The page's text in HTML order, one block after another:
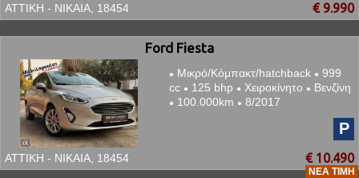
ΑΤΤΙΚΗ - ΝΙΚΑΙΑ, 18454 € 9.990
ΝΈΑ ΤΙΜΉ
Ford Fiesta
● Μικρό/Κόμπακτ/hatchback ● 999
cc ● 125 bhp ● Χειροκίνητο ● Βενζίνη
● 100.000km ● 8/2017
P
ΑΤΤΙΚΗ - ΝΙΚΑΙΑ, 18454 € 10.490